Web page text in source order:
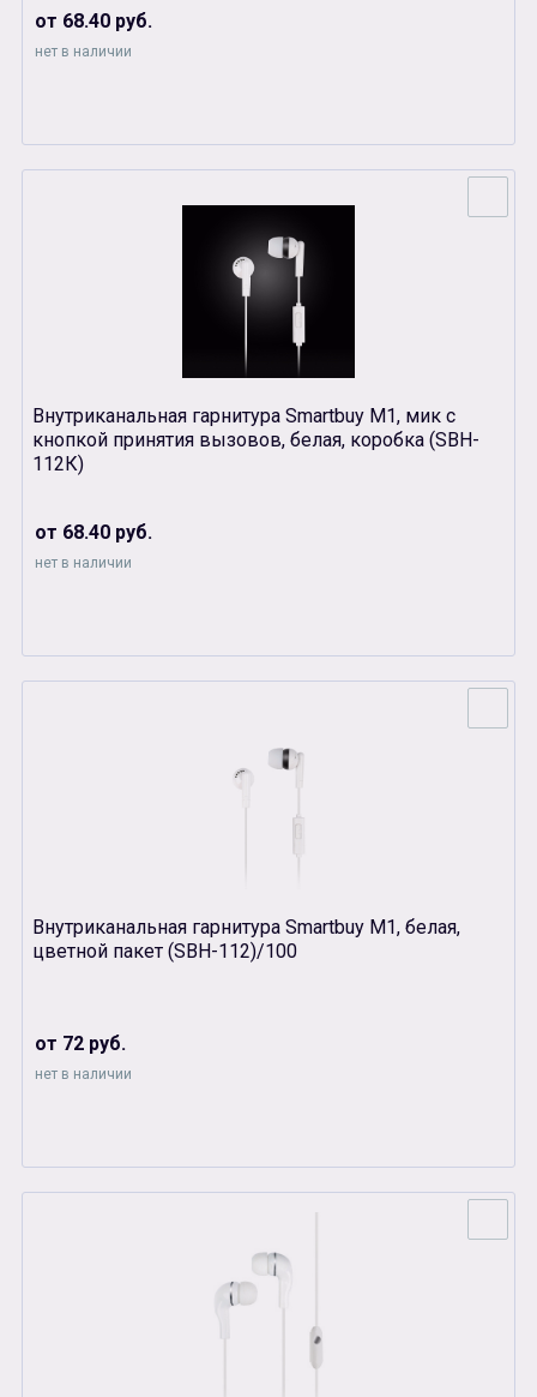
от 68.40 руб.
нет в наличии
Внутриканальная гарнитура Smartbuy М1, мик с
кнопкой принятия вызовов, белая, коробка (SBH-
112К)
от 68.40 руб.
нет в наличии
Внутриканальная гарнитура Smartbuy М1, белая,
цветной пакет (SBH-112)/100
от 72 руб.
нет в наличии